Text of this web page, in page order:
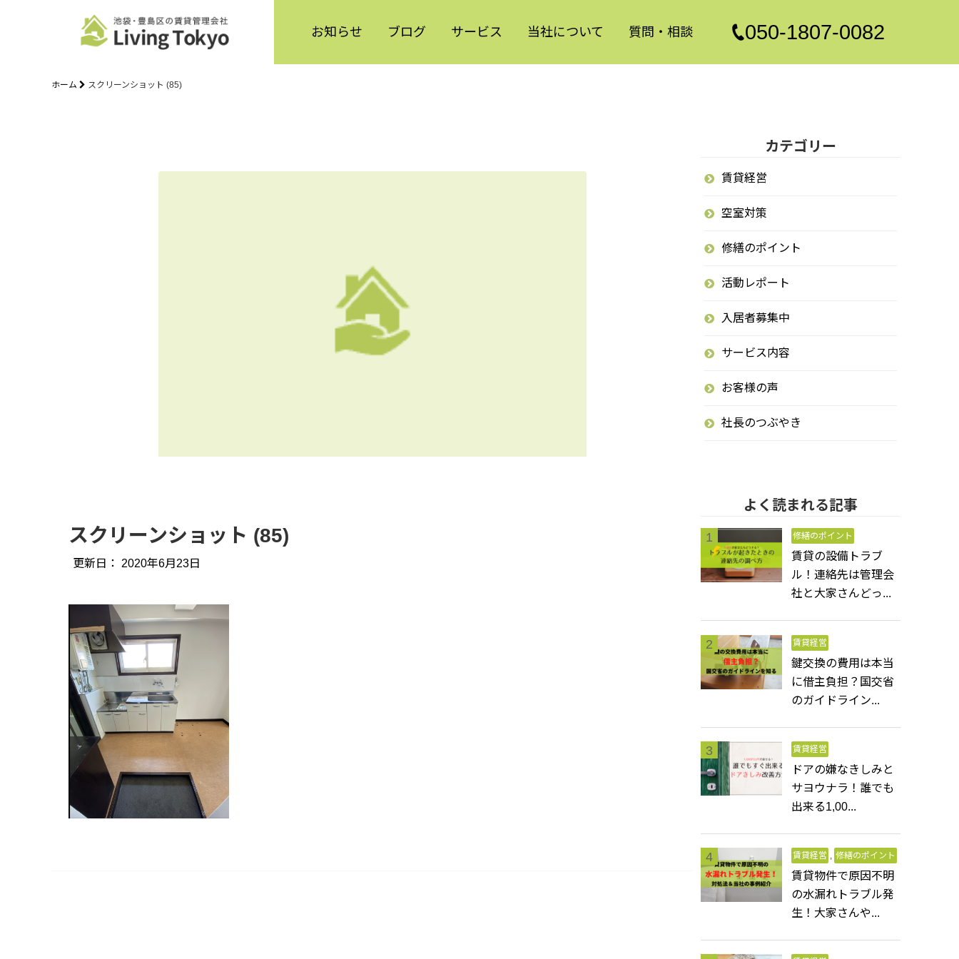
お知らせ ブログ サービス 当社について 質問・相談 050-1807-0082
ホーム スクリーンショット (85)
スクリーンショット (85)
更新日： 2020年6月23日
カテゴリー
賃貸経営
空室対策
修繕のポイント
活動レポート
入居者募集中
サービス内容
お客様の声
社長のつぶやき
よく読まれる記事
修繕のポイント
賃貸の設備トラブ
ル！連絡先は管理会
社と大家さんどっ...
賃貸経営
鍵交換の費用は本当
に借主負担？国交省
のガイドライン...
賃貸経営
ドアの嫌なきしみと
サヨウナラ！誰でも
出来る1,00...
賃貸経営 , 修繕のポイント
賃貸物件で原因不明
の水漏れトラブル発
生！大家さんや...